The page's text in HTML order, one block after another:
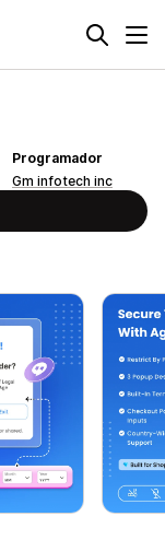
Programador
Gm infotech inc